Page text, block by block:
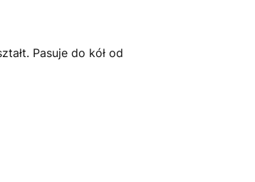
Pasuje do kół od